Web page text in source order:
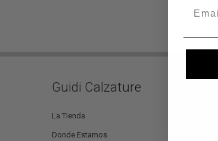
Guidi Calzature
La Tienda
Donde Estamos